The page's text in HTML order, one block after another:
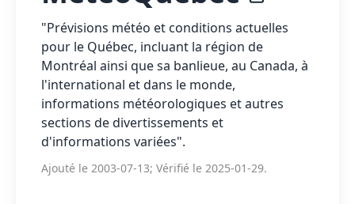
"Prévisions météo et conditions actuelles
pour le Québec, incluant la région de
Montréal ainsi que sa banlieue, au Canada, à
l'international et dans le monde,
informations météorologiques et autres
sections de divertissements et
d'informations variées".
Ajouté le 2003-07-13; Vérifié le 2025-01-29.